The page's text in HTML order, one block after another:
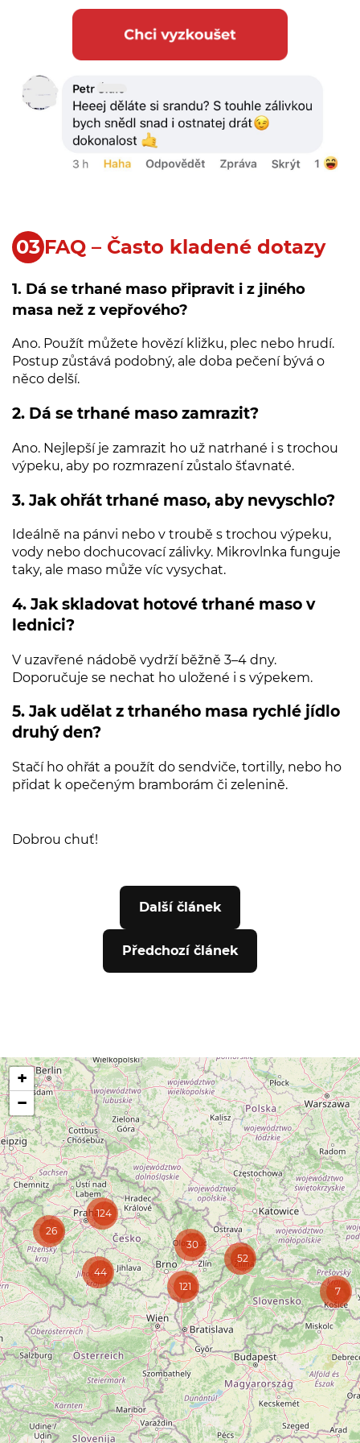
FAQ – Často kladené dotazy
1. Dá se trhané maso připravit i z jiného
masa než z vepřového?
Ano. Použít můžete hovězí kližku, plec nebo hrudí.
Postup zůstává podobný, ale doba pečení bývá o
něco delší.
2. Dá se trhané maso zamrazit?
Ano. Nejlepší je zamrazit ho už natrhané i s trochou
výpeku, aby po rozmrazení zůstalo šťavnaté.
3. Jak ohřát trhané maso, aby nevyschlo?
Ideálně na pánvi nebo v troubě s trochou výpeku,
vody nebo dochucovací zálivky. Mikrovlnka funguje
taky, ale maso může víc vysychat.
4. Jak skladovat hotové trhané maso v
lednici?
V uzavřené nádobě vydrží běžně 3–4 dny.
Doporučuje se nechat ho uložené i s výpekem.
5. Jak udělat z trhaného masa rychlé jídlo
druhý den?
Stačí ho ohřát a použít do sendviče, tortilly, nebo ho
přidat k opečeným bramborám či zelenině.
Dobrou chuť!
Předchozí článek
Další článek
26
124
52
44
30
121 7
+
−